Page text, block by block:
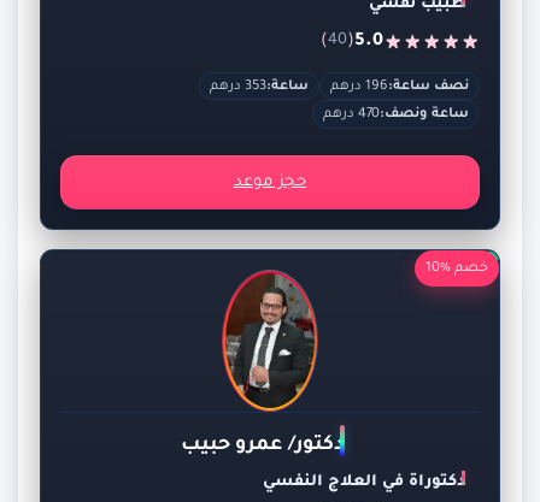
طبيب نفسي
5.0
(
40
)
نصف ساعة:196 درهم ساعة:353 درهم
ساعة ونصف:470 درهم
حجز موعد
خصم %10
دكتور/ عمرو حبيب
دكتوراة في العلاج النفسي